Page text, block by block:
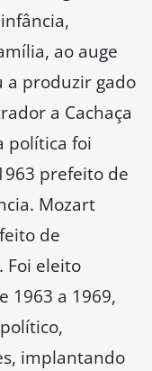
ao auge
a produzir gado
a Cachaça
política foi
prefeito de
Mozart
de
Foi eleito
1963 a 1969,
implantando